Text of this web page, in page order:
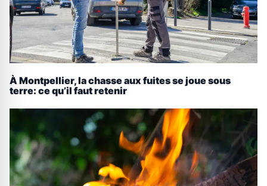
À Montpellier, la chasse aux fuites se joue sous
terre: ce qu’il faut retenir